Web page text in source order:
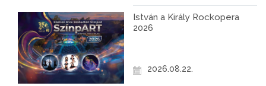
István a Király Rockopera
2026
2026.08.22.